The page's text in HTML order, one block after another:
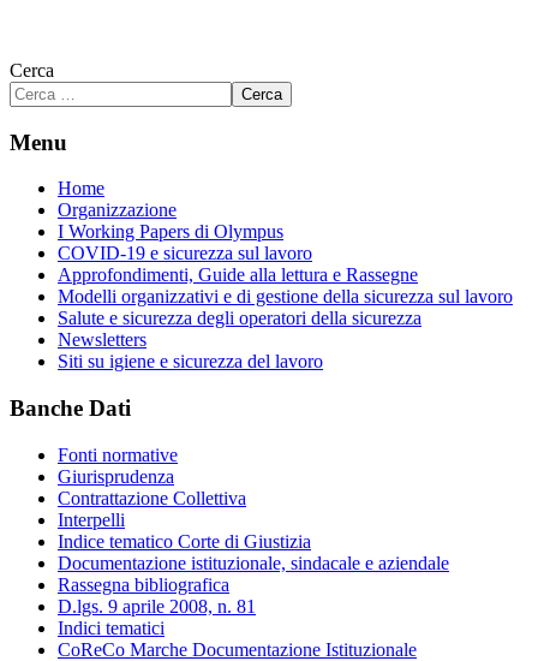
Cerca
Cerca
Menu
Home
Organizzazione
I Working Papers di Olympus
COVID-19 e sicurezza sul lavoro
Approfondimenti, Guide alla lettura e Rassegne
Modelli organizzativi e di gestione della sicurezza sul lavoro
Salute e sicurezza degli operatori della sicurezza
Newsletters
Siti su igiene e sicurezza del lavoro
Banche Dati
Fonti normative
Giurisprudenza
Contrattazione Collettiva
Interpelli
Indice tematico Corte di Giustizia
Documentazione istituzionale, sindacale e aziendale
Rassegna bibliografica
D.lgs. 9 aprile 2008, n. 81
Indici tematici
CoReCo Marche Documentazione Istituzionale